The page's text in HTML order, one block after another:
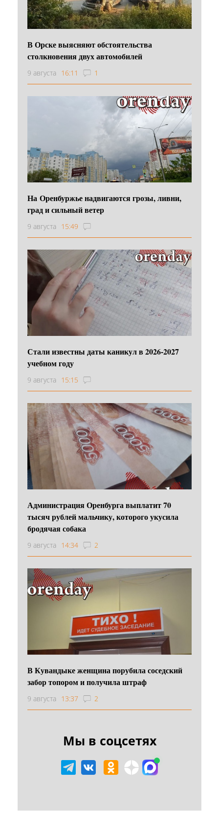
В Орске выясняют обстоятельства
столкновения двух автомобилей
9 августа 16:11 1
На Оренбуржье надвигаются грозы, ливни,
град и сильный ветер
9 августа 15:49
Стали известны даты каникул в 2026-2027
учебном году
9 августа 15:15
Администрация Оренбурга выплатит 70
тысяч рублей мальчику, которого укусила
бродячая собака
9 августа 14:34 2
В Кувандыке женщина порубила соседский
забор топором и получила штраф
9 августа 13:37 2
Мы в соцсетях